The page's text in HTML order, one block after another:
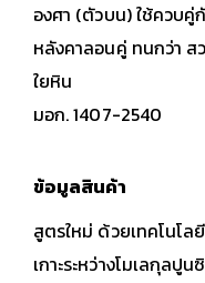
องศา (ตัวบน) ใช้ควบคู่
หลังคาลอนคู่ ทนกว่า ส
ใยหิน
มอก. 1407-2540
ข้อมูลสินค้า
สูตรใหม่ ด้วยเทคโนโ
เกาะระหว่างโมเลกุลปู